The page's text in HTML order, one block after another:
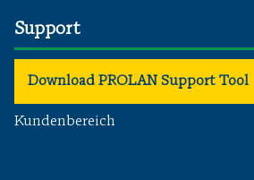
Support
Download PROLAN Support Tool
Kundenbereich